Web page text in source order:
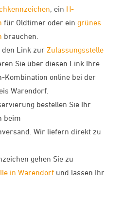
, ein H-
für Oldtimer oder ein grünes
brauchen.
den Link zur Zulassungsstelle
Sie über diesen Link Ihre
Kombination online bei der
Warendorf.
bestellen Sie Ihr
beim
Wir liefern direkt zu
gehen Sie zu
in Warendorf und lassen Ihr